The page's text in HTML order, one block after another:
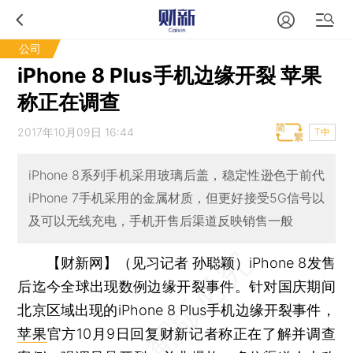
公司
iPhone 8 Plus手机边缘开裂 苹果
称正在调查
2017年10月09日 16:44 T中
iPhone 8系列手机采用玻璃后盖，稳定性逊色于前代
iPhone 7手机采用的金属材质，但更好接受5G信号以
及可以无线充电，手机开售后渠道反映销售一般
【财新网】（见习记者 孙聪颖） iPhone 8发售
后迄今全球出现数例边缘开裂事件。针对国庆期间
北京区域出现的iPhone 8 Plus手机边缘开裂事件，
苹果官方10月9日回复财新记者称正在了解并调查